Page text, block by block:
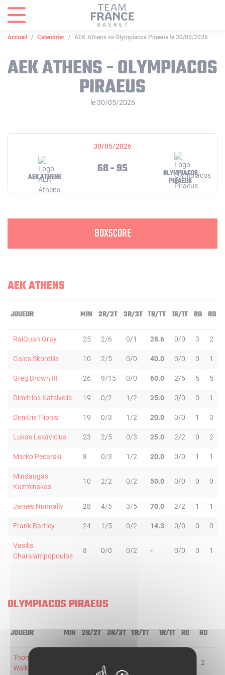
Accueil Calendrier AEK Athens vs Olympiacos Piraeus le 30/05/2026
AEK ATHENS - OLYMPIACOS
PIRAEUS
le 30/05/2026
30/05/2026
AEK ATHENS
68 - 95
OLYMPIACOS
PIRAEUS
BOXSCORE
AEK ATHENS
JOUEUR MIN 2R/2T 3R/3T TR/TT 1R/1T RO RD
RaiQuan Gray 25 2/6 0/1 28.6 0/0 3 2
Gaios Skordilis 10 2/5 0/0 40.0 0/0 0 1
Greg Brown III 26 9/15 0/0 60.0 2/6 5 5
Dimitrios Katsivelis 19 0/2 1/2 25.0 0/0 0 1
Dimitris Flionis 19 0/3 1/2 20.0 0/0 1 3
Lukas Lekavicius 23 2/5 0/3 25.0 2/2 0 2
Marko Pecarski 8 0/3 1/2 20.0 0/0 1 1
Mindaugas
Kuzminskas
10 2/2 0/2 50.0 0/0 0 0
James Nunnally 28 4/5 3/5 70.0 2/2 1 1
Frank Bartley 24 1/5 0/2 14.3 0/0 0 0
Vasilis
Charalampopoulos
8 0/0 0/2 - 0/0 0 1
OLYMPIACOS PIRAEUS
JOUEUR MIN 2R/2T 3R/3T TR/TT 1R/1T RO RD
Thomas
Walkup
2
Panneau de gestion des cookies